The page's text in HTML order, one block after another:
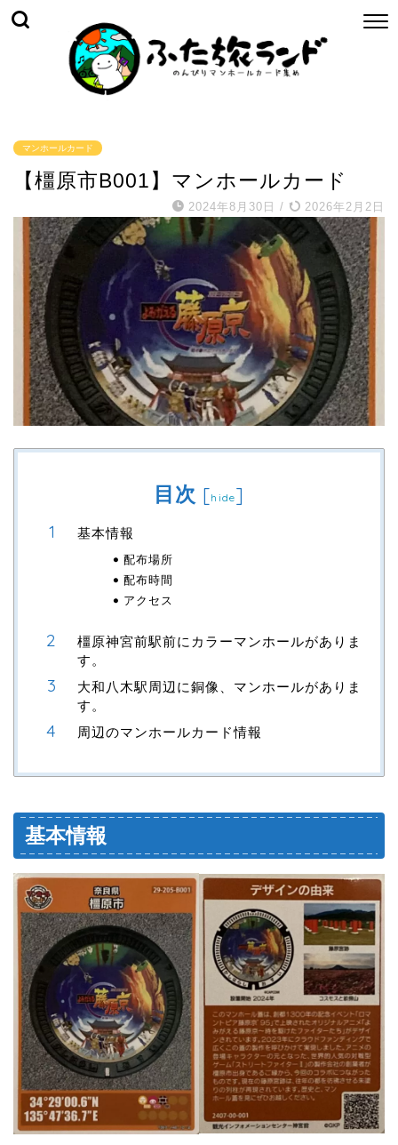
マンホールカード
【橿原市B001】マンホールカード
2024年8月30日 / 2026年2月2日
目次 [hide]
基本情報
配布場所
配布時間
アクセス
橿原神宮前駅前にカラーマンホールがありま
す。
大和八木駅周辺に銅像、マンホールがありま
す。
周辺のマンホールカード情報
基本情報